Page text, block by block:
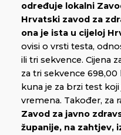
određuje lokalni
Hrvatski zavod za
ona je ista u cijeloj
ovisi o vrsti testa,
ili tri sekvence. Cijena
za tri sekvence 698,00
kuna je za brzi test
vremena. Također, za
Zavod za javno
županije, na zahtjev,